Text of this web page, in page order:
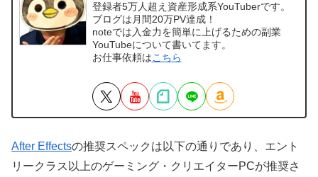
登録者5万人超え資産形成系YouTuberです。
ブログは月間20万PV達成！
noteでは入金力を簡単に上げるための副業
YouTubeについて書いてます。
お仕事依頼はこちら
After Effectsの推奨スペックは以下の通りであり、エント
リークラス以上のゲーミング・クリエイターPCが推奨さ